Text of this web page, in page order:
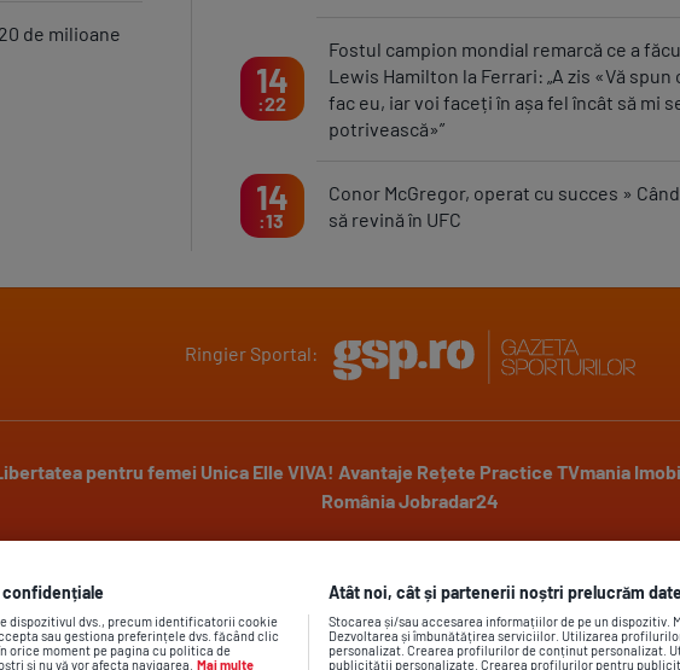
de milioane
14
22
Fostul campion mondial remarcă ce a
Lewis Hamilton la Ferrari: „A zis «Vă spun
fac eu, iar voi faceți în așa fel încât să mi
potrivească»”
14
13
Conor McGregor, operat cu succes »
să revină în UFC
Ringier Sportal:
pentru femei Unica Elle VIVA! Avantaje Rețete Practice TVmania
RomâniaJobradar24
Powered by
confidențiale
dispozitivul dvs., precum identificatorii cookie
sau gestiona preferințele dvs. făcând clic
orice moment pe pagina cu politica de
și nu vă vor afecta navigarea. Mai multe
Atât noi, cât și partenerii noștri prelucrăm
Stocarea și/sau accesarea informațiilor de pe un dispozitiv.
Dezvoltarea și îmbunătățirea serviciilor. Utilizarea
personalizat. Crearea profilurilor de conținut personalizat.
publicității personalizate. Crearea profilurilor pentru